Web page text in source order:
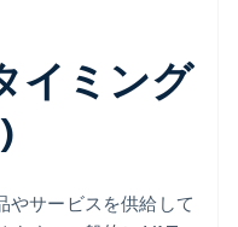
イミング
やサービスを供給して